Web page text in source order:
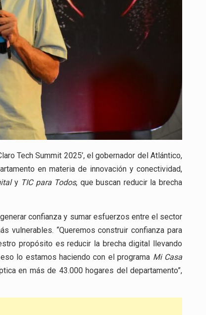
MI
CASA
BACANA
DIGITAL
Y
TIC
PARA
TODOS
Tech Summit 2025’, el gobernador del Atlántico,
en materia de innovación y conectividad,
y TIC para Todos, que buscan reducir la brecha
confianza y sumar esfuerzos entre el sector
vulnerables. “Queremos construir confianza para
propósito es reducir la brecha digital llevando
lo estamos haciendo con el programa Mi Casa
en más de 43.000 hogares del departamento”,